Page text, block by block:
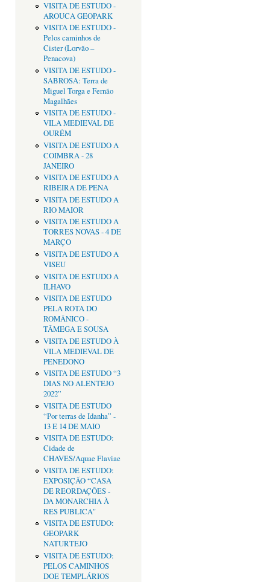
VISITA DE ESTUDO -
AROUCA GEOPARK
VISITA DE ESTUDO -
Pelos caminhos de
Cister (Lorvão –
Penacova)
VISITA DE ESTUDO -
SABROSA: Terra de
Miguel Torga e Fernão
Magalhães
VISITA DE ESTUDO -
VILA MEDIEVAL DE
OURÉM
VISITA DE ESTUDO A
COIMBRA - 28
JANEIRO
VISITA DE ESTUDO A
RIBEIRA DE PENA
VISITA DE ESTUDO A
RIO MAIOR
VISITA DE ESTUDO A
TORRES NOVAS - 4 DE
MARÇO
VISITA DE ESTUDO A
VISEU
VISITA DE ESTUDO A
ÍLHAVO
VISITA DE ESTUDO
PELA ROTA DO
ROMÂNICO -
TÂMEGA E SOUSA
VISITA DE ESTUDO À
VILA MEDIEVAL DE
PENEDONO
VISITA DE ESTUDO “3
DIAS NO ALENTEJO
2022”
VISITA DE ESTUDO
“Por terras de Idanha” -
13 E 14 DE MAIO
VISITA DE ESTUDO:
Cidade de
CHAVES/Aquae Flaviae
VISITA DE ESTUDO:
EXPOSIÇÃO “CASA
DE REORDAÇÔES -
DA MONARCHIA À
RES PUBLICA"
VISITA DE ESTUDO:
GEOPARK
NATURTEJO
VISITA DE ESTUDO:
PELOS CAMINHOS
DOE TEMPLÁRIOS